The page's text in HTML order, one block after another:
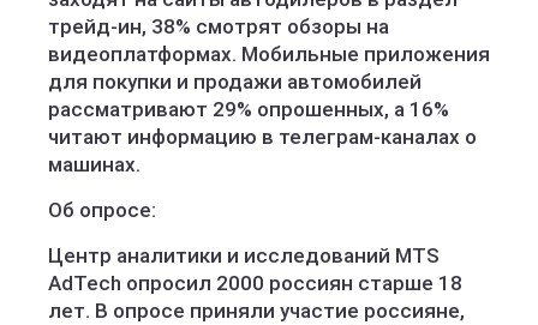
трейд-ин, 38% смотрят обзоры на
видеоплатформах. Мобильные приложения
для покупки и продажи автомобилей
рассматривают 29% опрошенных, а 16%
читают информацию в телеграм-каналах о
машинах.
Об опросе:
Центр аналитики и исследований MTS
AdTech опросил 2000 россиян старше 18
лет. В опросе приняли участие россияне,